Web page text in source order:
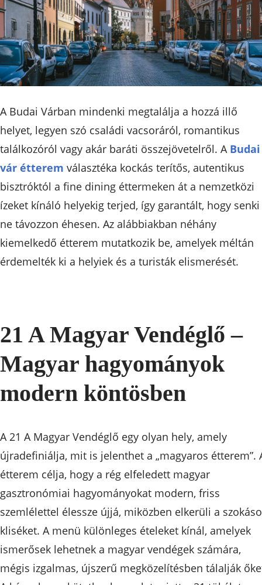
A Budai Várban mindenki megtalálja a hozzá illő
helyet, legyen szó családi vacsoráról, romantikus
találkozóról vagy akár baráti összejövetelről. A Budai
vár étterem választéka kockás terítős, autentikus
bisztróktól a fine dining éttermeken át a nemzetközi
ízeket kínáló helyekig terjed, így garantált, hogy senki
ne távozzon éhesen. Az alábbiakban néhány
kiemelkedő étterem mutatkozik be, amelyek méltán
érdemelték ki a helyiek és a turisták elismerését.
21 A Magyar Vendéglő –
Magyar hagyományok
modern köntösben
A 21 A Magyar Vendéglő egy olyan hely, amely
újradefiniálja, mit is jelenthet a „magyaros étterem”.
étterem célja, hogy a rég elfeledett magyar
gasztronómiai hagyományokat modern, friss
szemlélettel élessze újjá, miközben elkerüli a
kliséket. A menü különleges ételeket kínál, amelyek
ismerősek lehetnek a magyar vendégek számára,
mégis izgalmas, újszerű megközelítésben tálalják